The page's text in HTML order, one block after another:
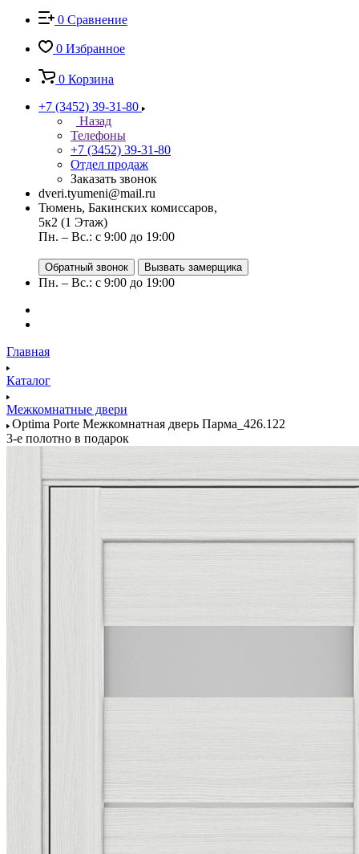
0 Сравнение
0 Избранное
0 Корзина
+7 (3452) 39-31-80
Назад
Телефоны
+7 (3452) 39-31-80
Отдел продаж
Заказать звонок
dveri.tyumeni@mail.ru
Тюмень, Бакинских комиссаров,
5к2 (1 Этаж)
Пн. – Вс.: с 9:00 до 19:00
Обратный звонок Вызвать замерщика
Пн. – Вс.: с 9:00 до 19:00
Главная
Каталог
Межкомнатные двери
Optima Porte Межкомнатная дверь Парма_426.122
3-е полотно в подарок